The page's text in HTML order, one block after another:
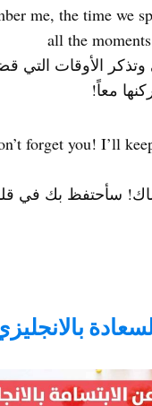
me, the time we
all the
الأوقات التي
معاً!
forget you! I’ll
سأحتفظ بك في